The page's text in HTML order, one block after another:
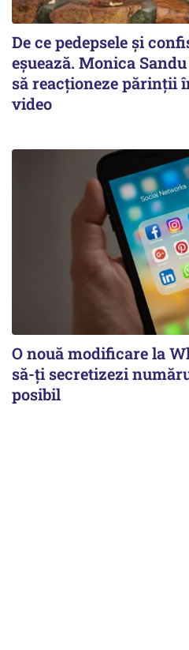
De ce pedepsele și
eșuează. Monica
să reacționeze părinții
video
O nouă modificare la
să-ți secretizezi
posibil